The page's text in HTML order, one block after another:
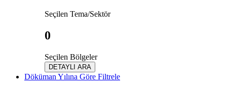
Seçilen Tema/Sektör
0
Seçilen Bölgeler
DETAYLI ARA
Döküman Yılına Göre Filtrele